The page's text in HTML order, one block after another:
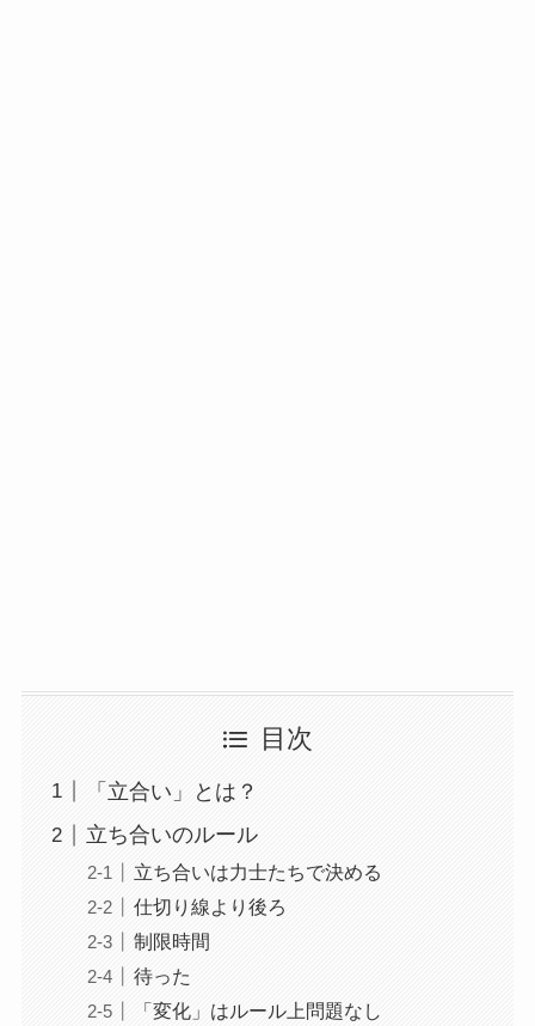
目次
「立合い」とは？
立ち合いのルール
立ち合いは力士たちで決める
仕切り線より後ろ
制限時間
待った
「変化」はルール上問題なし